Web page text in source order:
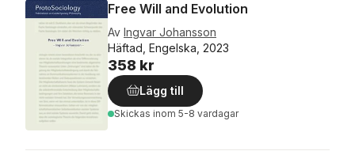
Free Will and Evolution
Av Ingvar Johansson
Häftad, Engelska, 2023
358 kr
Lägg till
Skickas inom 5-8 vardagar